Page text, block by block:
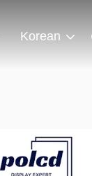
Korean